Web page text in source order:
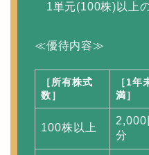
1単元(100株)以上
≪優待内容≫
［所有株式
数］
［1年
満］
100株以上
2,000
分